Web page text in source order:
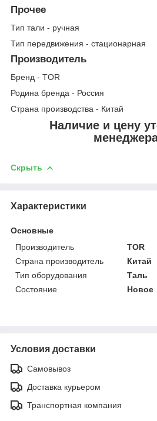
Прочее
Тип тали - ручная
Тип передвижения - стационарная
Производитель
Бренд - TOR
Родина бренда - Россия
Страна производства - Китай
Наличие и цену
Скрыть
Характеристики
Основные
Производитель
TOR
Страна производитель
Китай
Тип оборудования
Таль
Состояние
Новое
Условия доставки
Самовывоз
Доставка курьером
Транспортная компания